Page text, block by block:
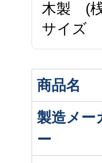
木製 (
サイズ
商品名
製造メー
ー